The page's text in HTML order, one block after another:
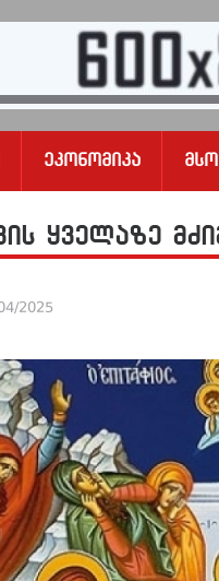
Ეკონომიკა
ყველაზე
2025